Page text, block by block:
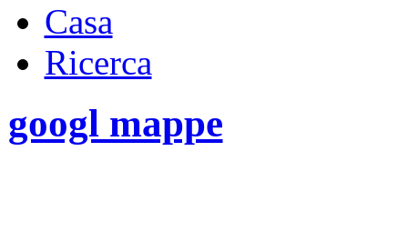
Casa
Ricerca
googl mappe